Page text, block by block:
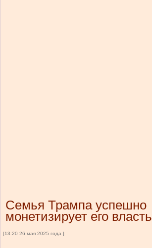
Семья Трампа успешно
монетизирует его власть
[13:20 26 мая 2025 года ]